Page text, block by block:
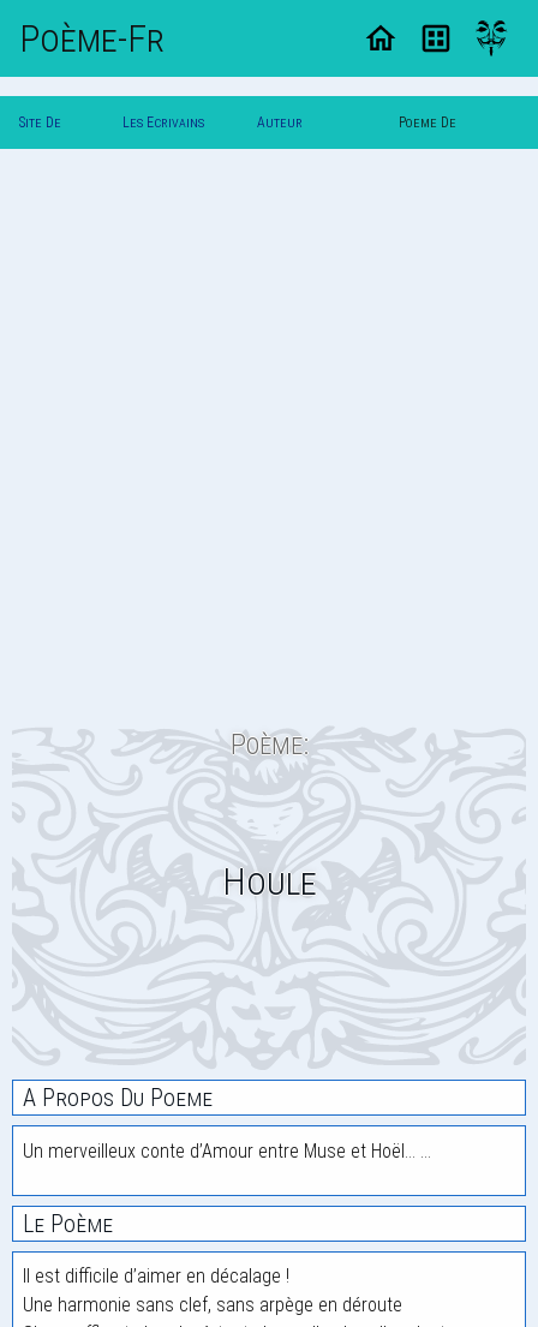
Poème-Fr
Site De Les Ecrivains Auteur Poeme De
Poème:
Houle
A Propos Du Poeme
Un merveilleux conte d’Amour entre Muse et Hoël… …
Le Poème
Il est difficile d’aimer en décalage !
Une harmonie sans clef, sans arpège en déroute